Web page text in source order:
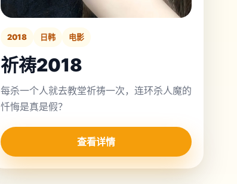
2018 日韩 电影
祈祷2018
每杀一个人就去教堂祈祷一次，连环杀人魔的
忏悔是真是假？
查看详情